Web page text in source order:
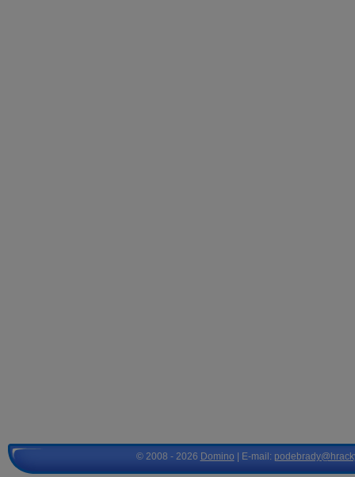
© 2008 - 2026 Domino | E-mail: